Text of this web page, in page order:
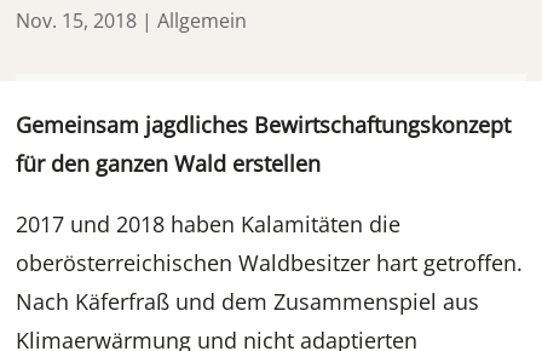
Nov. 15, 2018 | Allgemein
Gemeinsam jagdliches Bewirtschaftungskonzept
für den ganzen Wald erstellen
2017 und 2018 haben Kalamitäten die
oberösterreichischen Waldbesitzer hart getroffen.
Nach Käferfraß und dem Zusammenspiel aus
Klimaerwärmung und nicht adaptierten